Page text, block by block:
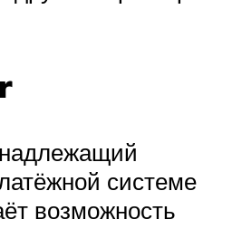
системе
возможность